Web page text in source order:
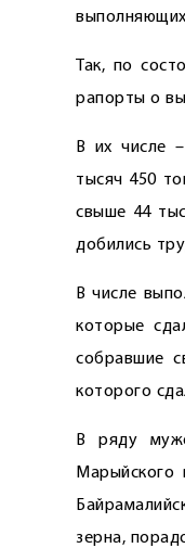
выполняющих
Так, по
рапорты о
В их числе
тысяч 450
свыше 44
добились
В числе
которые
собравшие
которого
В ряду
Марыйского
зерна,